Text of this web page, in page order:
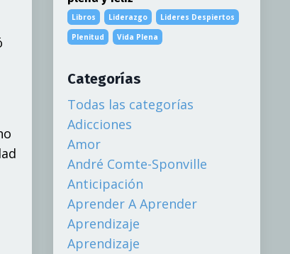
o
ad
Libros Liderazgo
Lideres Despiertos
Plenitud
Vida Plena
Categorías
Todas las categorías
Adicciones
Amor
André Comte-Sponville
Anticipación
Aprender A Aprender
Aprendizaje
Aprendizaje